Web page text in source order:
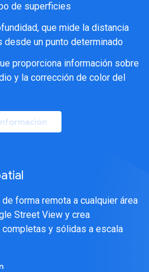
de superficies
que mide la distancia
un punto determinado
proporciona información sobre
y la corrección de color del
forma remota a cualquier área
Street View y crea
y sólidas a escala